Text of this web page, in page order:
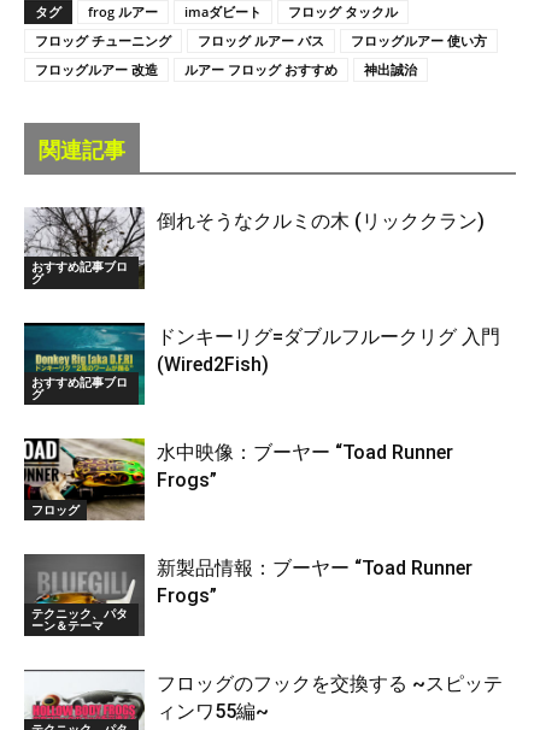
タグ frog ルアー imaダビート
フロッグ タックル
フロッグ チューニング
フロッグ ルアー バス
フロッグルアー 使い方
フロッグルアー 改造
ルアー フロッグ おすすめ 神出誠治
関連記事
おすすめ記事ブロ
グ
倒れそうなクルミの木 (リッククラン)
おすすめ記事ブロ
グ
ドンキーリグ=ダブルフルークリグ 入門
(Wired2Fish)
フロッグ
水中映像：ブーヤー “Toad Runner
Frogs”
テクニック、パタ
ーン＆テーマ
新製品情報：ブーヤー “Toad Runner
Frogs”
フロッグのフックを交換する ~スピッテ
ィンワ55編~